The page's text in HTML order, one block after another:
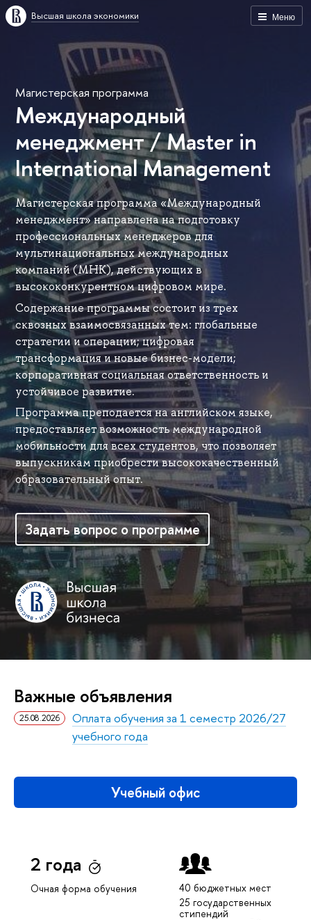
Меню
Высшая школа экономики
Магистерская программа
Международный
менеджмент / Master in
International Management
Магистерская программа «Международный
менеджмент» направлена на подготовку
профессиональных менеджеров для
мультинациональных международных
компаний (МНК), действующих в
высококонкурентном цифровом мире.
Содержание программы состоит из трех
сквозных взаимосвязанных тем: глобальные
стратегии и операции; цифровая
трансформация и новые бизнес-модели;
корпоративная социальная ответственность и
устойчивое развитие.
Программа преподается на английском языке,
предоставляет возможность международной
мобильности для всех студентов, что позволяет
выпускникам приобрести высококачественный
образовательный опыт.
Задать вопрос о программе
Важные объявления
25.08.2026
Оплата обучения за 1 семестр 2026/27
учебного года
Учебный офис
2 года
Очная форма обучения
40 бюджетных мест
25 государственных
стипендий